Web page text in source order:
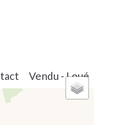
Vendu - Loué